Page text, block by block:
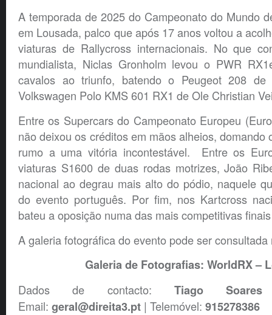
A temporada de 2025 do Campeonato do Mundo
em Lousada, palco que após 17 anos voltou a
viaturas de Rallycross internacionais. No que
mundialista, Niclas Gronholm levou o PWR
cavalos ao triunfo, batendo o Peugeot 208
Volkswagen Polo KMS 601 RX1 de Ole Christian
Entre os Supercars do Campeonato Europeu
não deixou os créditos em mãos alheios, domando
rumo a uma vitória incontestável. Entre os
viaturas S1600 de duas rodas motrizes, João
nacional ao degrau mais alto do pódio, naquele
do evento português. Por fim, nos Kartcross
bateu a oposição numa das mais competitivas
A galeria fotográfica do evento pode ser
Galeria de Fotografias: WorldRX –
Dados de contacto: Tiago
Email: geral@direita3.pt | Telemóvel: 915278386